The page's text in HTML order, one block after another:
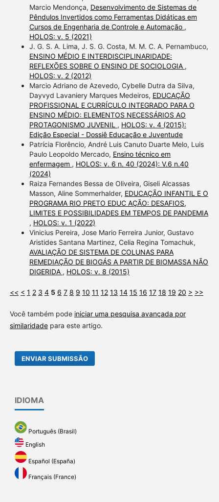
Marcio Mendonça, Desenvolvimento de Sistemas de
Pêndulos Invertidos como Ferramentas Didáticas em
Cursos de Engenharia de Controle e Automação ,
HOLOS: v. 5 (2021)
J. G. S. A. Lima, J. S. G. Costa, M. M. C. A. Pernambuco,
ENSINO MÉDIO E INTERDISCIPLINARIDADE:
REFLEXÕES SOBRE O ENSINO DE SOCIOLOGIA ,
HOLOS: v. 2 (2012)
Marcio Adriano de Azevedo, Cybelle Dutra da Silva,
Dayvyd Lavaniery Marques Medeiros, EDUCAÇÃO
PROFISSIONAL E CURRÍCULO INTEGRADO PARA O
ENSINO MÉDIO: ELEMENTOS NECESSÁRIOS AO
PROTAGONISMO JUVENIL , HOLOS: v. 4 (2015):
Edição Especial - Dossiê Educação e Juventude
Patrícia Florêncio, André Luis Canuto Duarte Melo, Luis
Paulo Leopoldo Mercado, Ensino técnico em
enfermagem , HOLOS: v. 6 n. 40 (2024): V.6 n.40
(2024)
Raiza Fernandes Bessa de Oliveira, Giseli Alcassas
Masson, Aline Sommerhalder, EDUCAÇÃO INFANTIL E O
PROGRAMA RIO PRETO EDUC AÇÃO: DESAFIOS,
LIMITES E POSSIBILIDADES EM TEMPOS DE PANDEMIA
, HOLOS: v. 1 (2022)
Vinicius Pereira, Jose Mario Ferreira Junior, Gustavo
Aristides Santana Martinez, Celia Regina Tomachuk,
AVALIAÇÃO DE SISTEMA DE COLUNAS PARA
REMEDIAÇÃO DE BIOGÁS A PARTIR DE BIOMASSA NÃO
DIGERIDA , HOLOS: v. 8 (2015)
<< < 1 2 3 4 5 6 7 8 9 10 11 12 13 14 15 16 17 18 19 20 > >>
Você também pode iniciar uma pesquisa avançada por
similaridadepara este artigo.
ENVIAR SUBMISSÃO
IDIOMA
Português (Brasil)
English
Español (España)
Français (France)